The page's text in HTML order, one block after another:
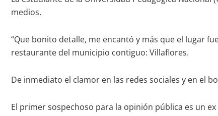
medios.
“Que bonito detalle, me encantó y más que el lugar
restaurante del municipio contiguo: Villaflores.
De inmediato el clamor en las redes sociales y en el
El primer sospechoso para la opinión pública es un